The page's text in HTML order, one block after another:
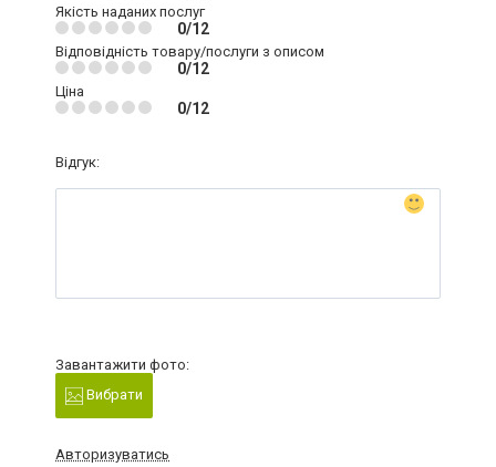
Якість наданих послуг
0/12
Відповідність товару/послуги з описом
0/12
Ціна
0/12
Відгук:
Завантажити фото:
Вибрати
Авторизуватись